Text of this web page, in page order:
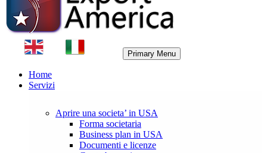
Primary Menu
Home
Servizi
Aprire una societa’ in USA
Forma societaria
Business plan in USA
Documenti e licenze